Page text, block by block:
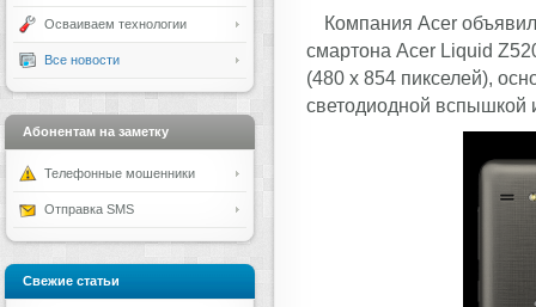
Компания Acer
смартона Acer Liquid
(480 x 854 пикселей),
светодиодной вспышкой
Осваиваем технологии
Все новости
Абонентам на заметку
Телефонные мошенники
Отправка SMS
Свежие статьи